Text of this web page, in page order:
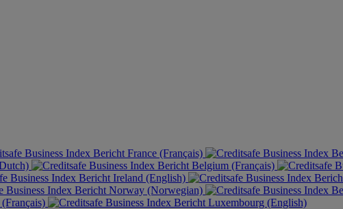
France (Français)
Belgium (Français)
Ireland (English)
Norway (Norwegian)
Luxembourg (English)